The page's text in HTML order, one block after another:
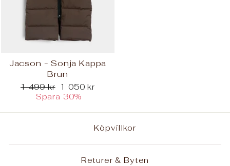
Jacson - Sonja Kappa
Brun
Ordinarie
pris
1 499 kr Reapris
1 050 kr
Spara 30%
Köpvillkor
Returer & Byten